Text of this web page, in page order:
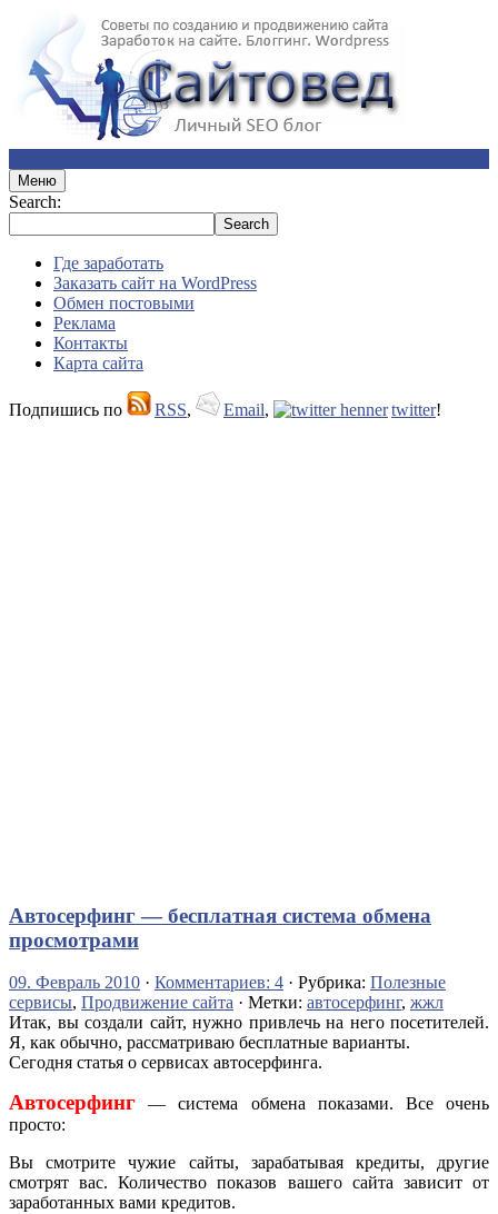
Меню
Search:
Где заработать
Заказать сайт на WordPress
Обмен постовыми
Реклама
Контакты
Карта сайта
Подпишись по RSS, Email, twitter!
Автосерфинг — бесплатная система обмена
просмотрами
09. Февраль 2010 · Комментариев: 4 · Рубрика: Полезные
сервисы, Продвижение сайта · Метки: автосерфинг, жжл
Итак, вы создали сайт, нужно привлечь на него посетителей.
Я, как обычно, рассматриваю бесплатные варианты.
Сегодня статья о сервисах автосерфинга.
Автосерфинг — система обмена показами. Все очень
просто:
Вы смотрите чужие сайты, зарабатывая кредиты, другие
смотрят вас. Количество показов вашего сайта зависит от
заработанных вами кредитов.